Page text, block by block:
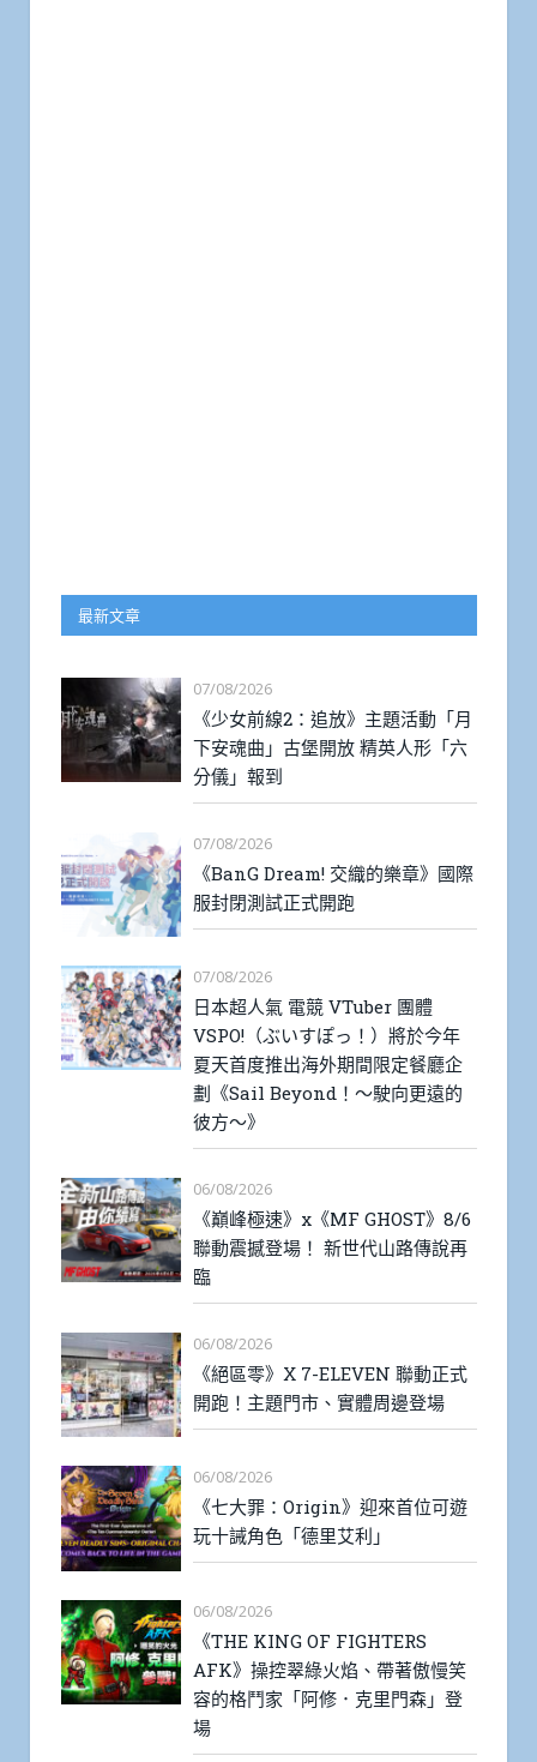
最新文章
07/08/2026
《少女前線2：追放》主題活動「月
下安魂曲」古堡開放 精英人形「六
分儀」報到
07/08/2026
《BanG Dream! 交織的樂章》國際
服封閉測試正式開跑
07/08/2026
日本超人氣 電競 VTuber 團體
VSPO!（ぶいすぽっ！）將於今年
夏天首度推出海外期間限定餐廳企
劃《Sail Beyond！～駛向更遠的
彼方～》
06/08/2026
《巔峰極速》x《MF GHOST》8/6
聯動震撼登場！ 新世代山路傳說再
臨
06/08/2026
《絕區零》X 7-ELEVEN 聯動正式
開跑！主題門市、實體周邊登場
06/08/2026
《七大罪：Origin》迎來首位可遊
玩十誡角色「德里艾利」
06/08/2026
《THE KING OF FIGHTERS
AFK》操控翠綠火焰、帶著傲慢笑
容的格鬥家「阿修．克里門森」登
場